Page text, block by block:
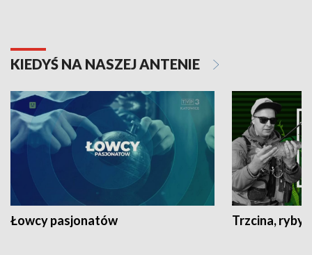
KIEDYŚ NA NASZEJ ANTENIE
Łowcy pasjonatów Trzcina, ryby